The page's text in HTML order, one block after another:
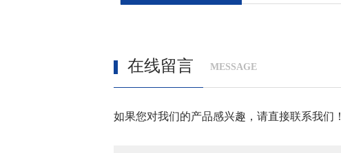
在线留言 MESSAGE
如果您对我们的产品感兴趣，请直接联系我们！